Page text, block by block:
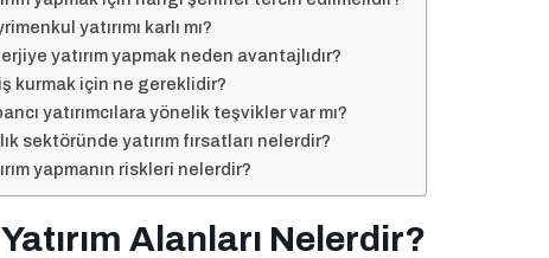
yatırımı karlı mı?
yatırım yapmak neden avantajlıdır?
kurmak için ne gereklidir?
yatırımcılara yönelik teşvikler var mı?
sektöründe yatırım fırsatları nelerdir?
yapmanın riskleri nelerdir?
Alanları Nelerdir?